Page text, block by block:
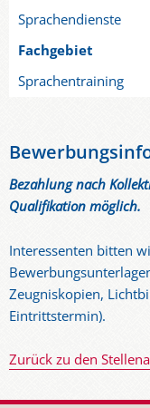
Sprachendienste
Fachgebiet
Sprachentraining
Bezahlung nach
Qualifikation möglich.
Interessenten bitten
Zeugniskopien,
Eintrittstermin).
Zurück zu den